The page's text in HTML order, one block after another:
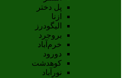
پل دختر
ازنا
اليگودرز
بروجرد
خرم‌آباد
دورود
کوهدشت
نورآباد